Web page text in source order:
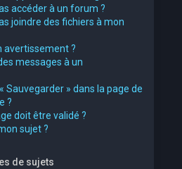
accéder à un forum ?
joindre des fichiers à mon
avertissement ?
messages à un
Sauvegarder » dans la page de
?
doit être validé ?
sujet ?
de sujets